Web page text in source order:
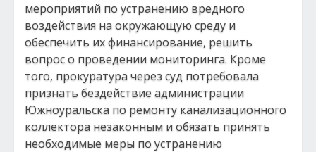
мероприятий по устранению вредного
воздействия на окружающую среду и
обеспечить их финансирование, решить
вопрос о проведении мониторинга. Кроме
того, прокуратура через суд потребовала
признать бездействие администрации
Южноуральска по ремонту канализационного
коллектора незаконным и обязать принять
необходимые меры по устранению